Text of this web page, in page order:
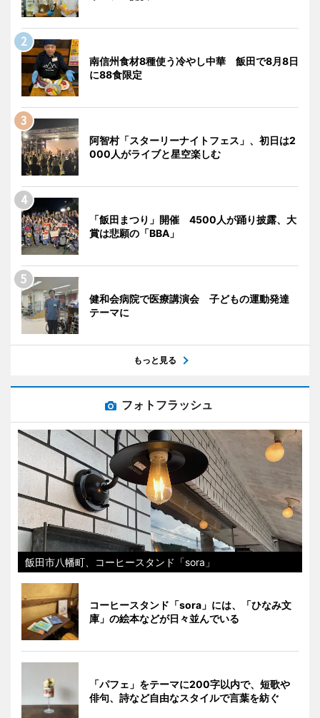
南信州食材8種使う冷やし中華 飯田で8月8日
に88食限定
阿智村「スターリーナイトフェス」、初日は2
000人がライブと星空楽しむ
「飯田まつり」開催 4500人が踊り披露、大
賞は悲願の「BBA」
健和会病院で医療講演会 子どもの運動発達
テーマに
もっと見る
フォトフラッシュ
飯田市八幡町、コーヒースタンド「sora」
コーヒースタンド「sora」には、「ひなみ文
庫」の絵本などが日々並んでいる
「パフェ」をテーマに200字以内で、短歌や
俳句、詩など自由なスタイルで言葉を紡ぐ